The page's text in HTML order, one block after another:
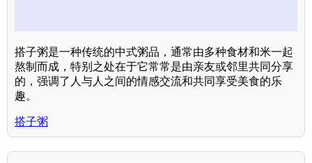
搭子粥是一种传统的中式粥品，通常由多种食材和米一起
熬制而成，特别之处在于它常常是由亲友或邻里共同分享
的，强调了人与人之间的情感交流和共同享受美食的乐
趣。
搭子粥